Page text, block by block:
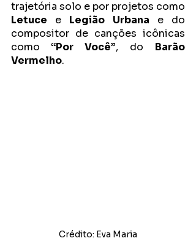
Letuce e Legião Urbana e do
compositor de canções icônicas
como “Por Você”, do Barão
Vermelho.
Crédito: Eva Maria